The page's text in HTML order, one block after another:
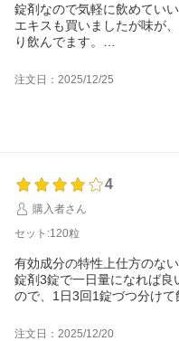
錠剤なので気軽に飲めていい
エキスも買いましたが味が
り飲んでます。
高麗人参以外の余分なもの
注文日：2025/12/25
4
購入者さん
セット:120粒
有効成分の特性上仕方のな
錠剤3錠で一日量になれば良
ので、1日3回1錠づつ分けて
注文日：2025/12/20